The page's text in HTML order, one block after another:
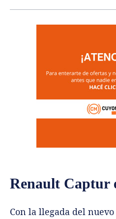
Renault Captur
Con la llegada del